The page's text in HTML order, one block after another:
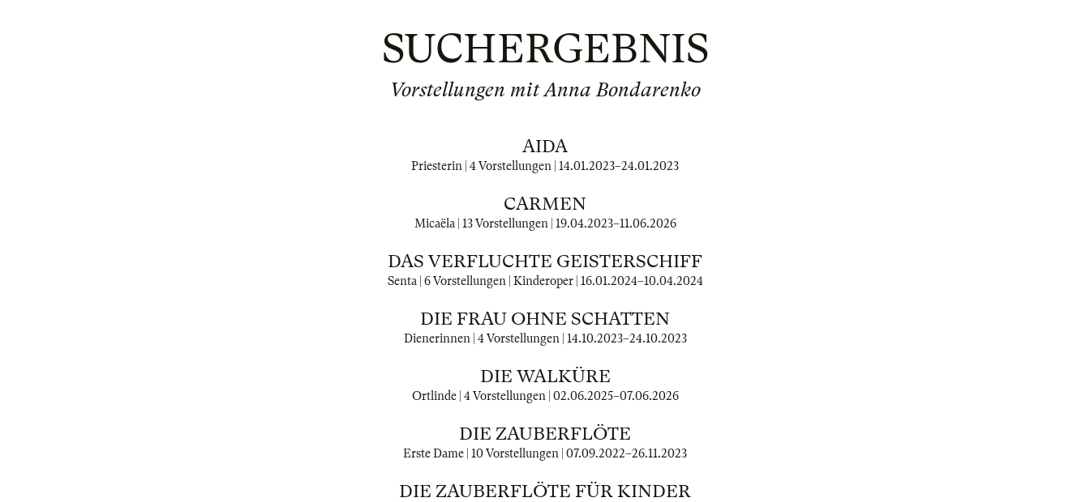
SUCHERGEBNIS
Vorstellungen mit Anna Bondarenko
AIDA
Priesterin | 4 Vorstellungen | 14.01.2023–24.01.2023
CARMEN
Micaëla | 13 Vorstellungen | 19.04.2023–11.06.2026
DAS VERFLUCHTE GEISTERSCHIFF
Senta | 6 Vorstellungen | Kinderoper | 16.01.2024–10.04.2024
DIE FRAU OHNE SCHATTEN
Dienerinnen | 4 Vorstellungen | 14.10.2023–24.10.2023
DIE WALKÜRE
Ortlinde | 4 Vorstellungen | 02.06.2025–07.06.2026
DIE ZAUBERFLÖTE
Erste Dame | 10 Vorstellungen | 07.09.2022–26.11.2023
DIE ZAUBERFLÖTE FÜR KINDER